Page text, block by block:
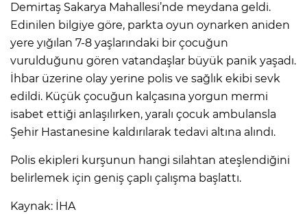
Demirtaş Sakarya Mahallesi’nde meydana geldi.
Edinilen bilgiye göre, parkta oyun oynarken aniden
yere yığılan 7-8 yaşlarındaki bir çocuğun
vurulduğunu gören vatandaşlar büyük panik yaşadı.
İhbar üzerine olay yerine polis ve sağlık ekibi sevk
edildi. Küçük çocuğun kalçasına yorgun mermi
isabet ettiği anlaşılırken, yaralı çocuk ambulansla
Şehir Hastanesine kaldırılarak tedavi altına alındı.
Polis ekipleri kurşunun hangi silahtan ateşlendiğini
belirlemek için geniş çaplı çalışma başlattı.
Kaynak: İHA